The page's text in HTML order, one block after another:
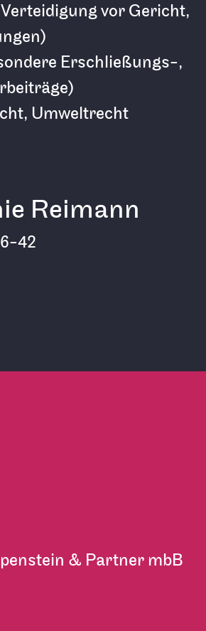
vor Gericht,
Erschließungs-,
Umweltrecht
Reimann
42
& Partner mbB